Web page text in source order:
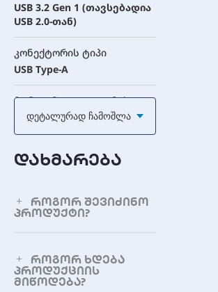
USB 3.2 Gen 1 (თავსებადია
USB 2.0-თან)
კონექტორის ტიპი
USB Type-A
მონაცემთა გადაცემის
სიჩქარე
5 Gbps-მდე
ფიზიკური
მასალა
ფერი
Დეტალურად Ჩამოშლა
დახმარება
როგორ შევიძინო
პროდუქტი?
როგორ ხდება
პროდუქციის
მიწოდება?